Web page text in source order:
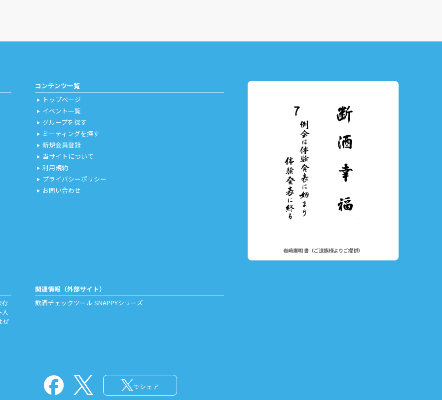
コンテンツ一覧
play_arrow トップページ
play_arrow イベント一覧
play_arrow グループを探す
play_arrow ミーティングを探す
play_arrow 新規会員登録
play_arrow 当サイトについて
play_arrow 利用規約
play_arrow プライバシーポリシー
play_arrow お問い合わせ
岩崎廣明 書（ご遺族様よりご提供）
存
ぜ
関連情報（外部サイト）
飲酒チェックツール SNAPPYシリーズ
でシェア